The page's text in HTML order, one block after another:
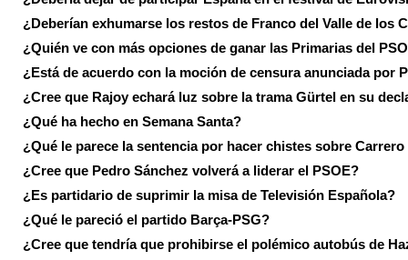
¿Deberían exhumarse los restos de Franco del Valle de los
¿Quién ve con más opciones de ganar las Primarias del
¿Está de acuerdo con la moción de censura anunciada por
¿Cree que Rajoy echará luz sobre la trama Gürtel en su
¿Qué ha hecho en Semana Santa?
¿Qué le parece la sentencia por hacer chistes sobre
¿Cree que Pedro Sánchez volverá a liderar el PSOE?
¿Es partidario de suprimir la misa de Televisión Española?
¿Qué le pareció el partido Barça-PSG?
¿Cree que tendría que prohibirse el polémico autobús de